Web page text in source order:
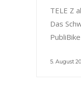
TELE Z
Das
5. August